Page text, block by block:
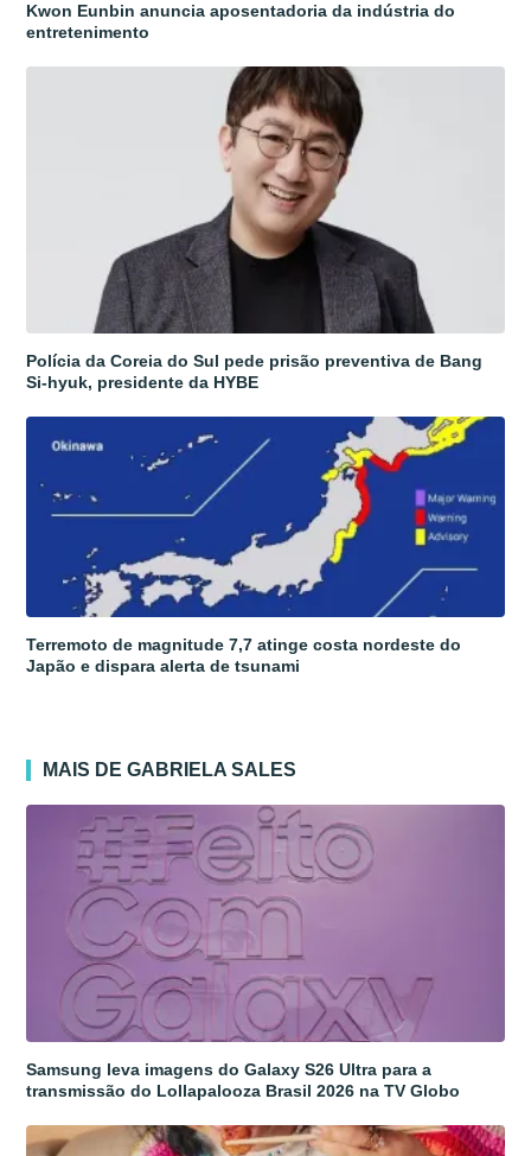
Kwon Eunbin anuncia aposentadoria da indústria do
entretenimento
Polícia da Coreia do Sul pede prisão preventiva de Bang
Si-hyuk, presidente da HYBE
Terremoto de magnitude 7,7 atinge costa nordeste do
Japão e dispara alerta de tsunami
MAIS DE GABRIELA SALES
Samsung leva imagens do Galaxy S26 Ultra para a
transmissão do Lollapalooza Brasil 2026 na TV Globo